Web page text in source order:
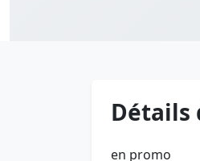
Détails
en promo